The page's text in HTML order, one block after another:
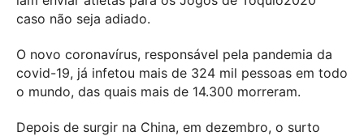
caso não seja adiado.
O novo coronavírus, responsável pela pandemia da
covid-19, já infetou mais de 324 mil pessoas em todo
o mundo, das quais mais de 14.300 morreram.
Depois de surgir na China, em dezembro, o surto